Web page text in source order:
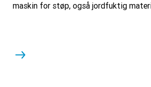
maskin for støp, også jordfuktig